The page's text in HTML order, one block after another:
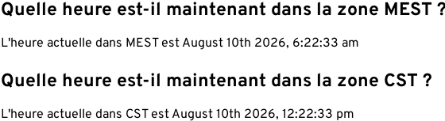
Quelle heure est-il maintenant dans la zone MEST ?
L'heure actuelle dans MEST est August 10th 2026, 6:22:34 am
Quelle heure est-il maintenant dans la zone CST ?
L'heure actuelle dans CST est August 10th 2026, 12:22:34 pm